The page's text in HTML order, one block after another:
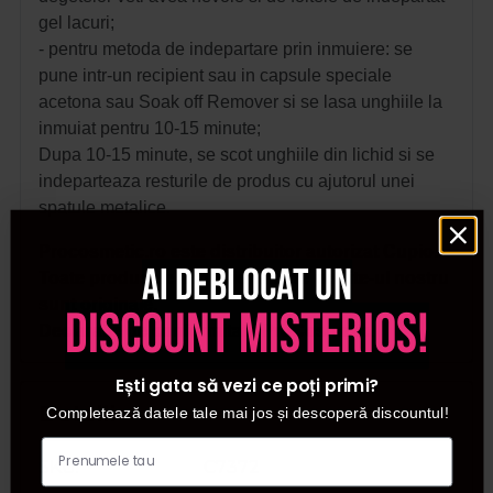
gel lacuri;
- pentru metoda de indepartare prin inmuiere: se
pune intr-un recipient sau in capsule speciale
acetona sau Soak off Remover si se lasa unghiile la
inmuiat pentru 10-15 minute;
Dupa 10-15 minute, se scot unghiile din lichid si se
indeparteaza resturile de produs cu ajutorul unei
spatule metalice.
Toate produsele achizitionate de pe site-ul nostru
sunt originale.
Declaratie de conformitate ProCosmetic.
Detalii
SKU
Ai deblocat un
discount misterios!
Ești gata să vezi ce poți primi?
Completează datele tale mai jos și descoperă discountul!